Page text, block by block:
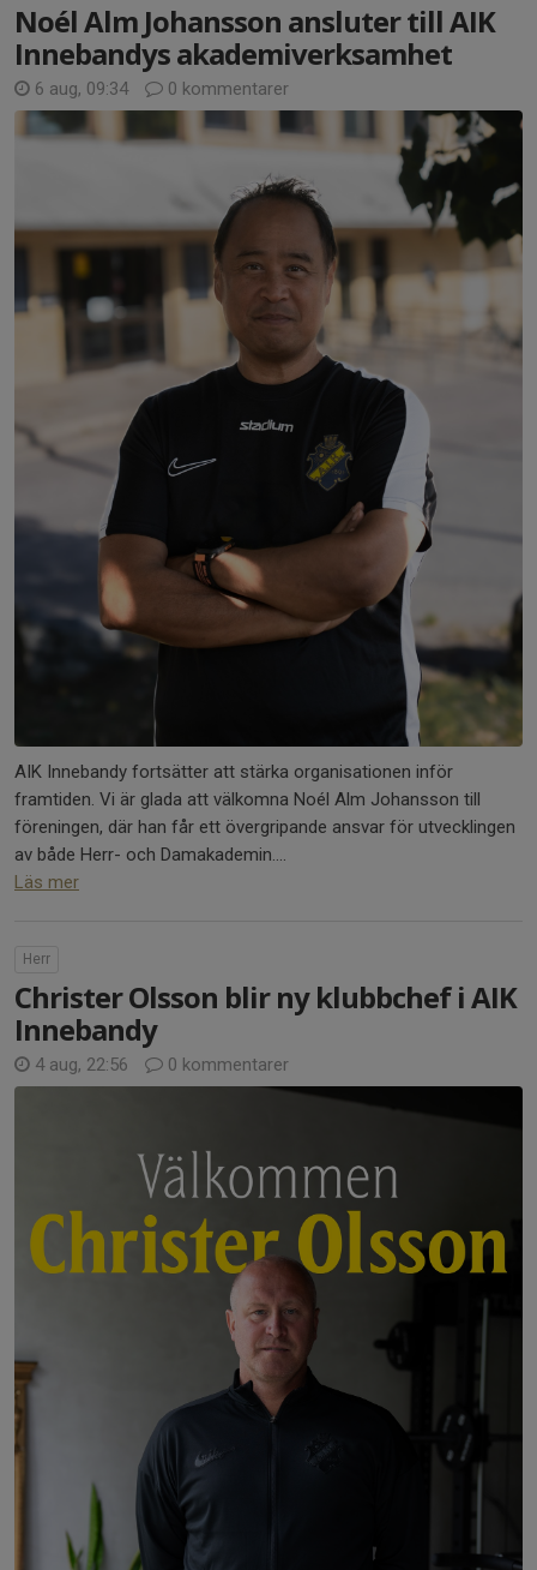
Noél Alm Johansson ansluter till AIK
Innebandys akademiverksamhet
6 aug, 09:34 0 kommentarer
AIK Innebandy fortsätter att stärka organisationen inför
framtiden. Vi är glada att välkomna Noél Alm Johansson till
föreningen, där han får ett övergripande ansvar för utvecklingen
av både Herr- och Damakademin....
Läs mer
Herr
Christer Olsson blir ny klubbchef i AIK
Innebandy
4 aug, 22:56 0 kommentarer